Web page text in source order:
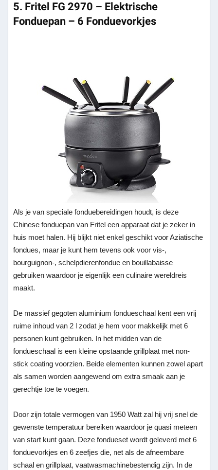
5. Fritel FG 2970 – Elektrische
Fonduepan – 6 Fonduevorkjes
Als je van speciale fonduebereidingen houdt, is deze
Chinese fonduepan van Fritel een apparaat dat je zeker in
huis moet halen. Hij blijkt niet enkel geschikt voor Aziatische
fondues, maar je kunt hem tevens ook voor vis-,
bourguignon-, schelpdierenfondue en bouillabaisse
gebruiken waardoor je eigenlijk een culinaire wereldreis
maakt.
De massief gegoten aluminium fondueschaal kent een vrij
ruime inhoud van 2 l zodat je hem voor makkelijk met 6
personen kunt gebruiken. In het midden van de
fondueschaal is een kleine opstaande grillplaat met non-
stick coating voorzien. Beide elementen kunnen zowel apart
als samen worden aangewend om extra smaak aan je
gerechtje toe te voegen.
Door zijn totale vermogen van 1950 Watt zal hij vrij snel de
gewenste temperatuur bereiken waardoor je quasi meteen
van start kunt gaan. Deze fondueset wordt geleverd met 6
fonduevorkjes en 6 zeefjes die, net als de afneembare
schaal en grillplaat, vaatwasmachinebestendig zijn. In de